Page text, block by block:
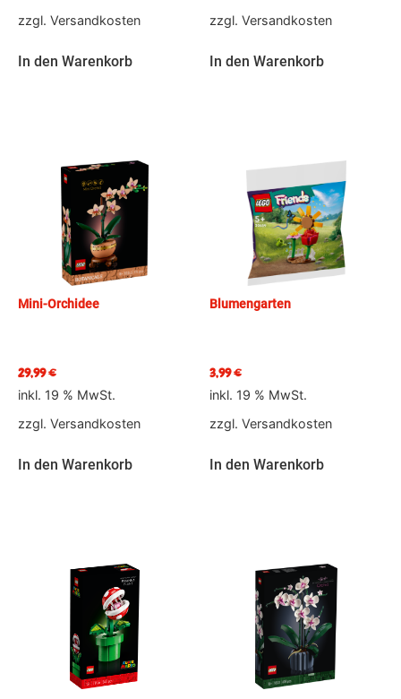
zzgl. Versandkosten
In den Warenkorb
zzgl. Versandkosten
In den Warenkorb
Mini-Orchidee
29,99€
inkl. 19 % MwSt.
zzgl. Versandkosten
In den Warenkorb
Blumengarten
3,99€
inkl. 19 % MwSt.
zzgl. Versandkosten
In den Warenkorb